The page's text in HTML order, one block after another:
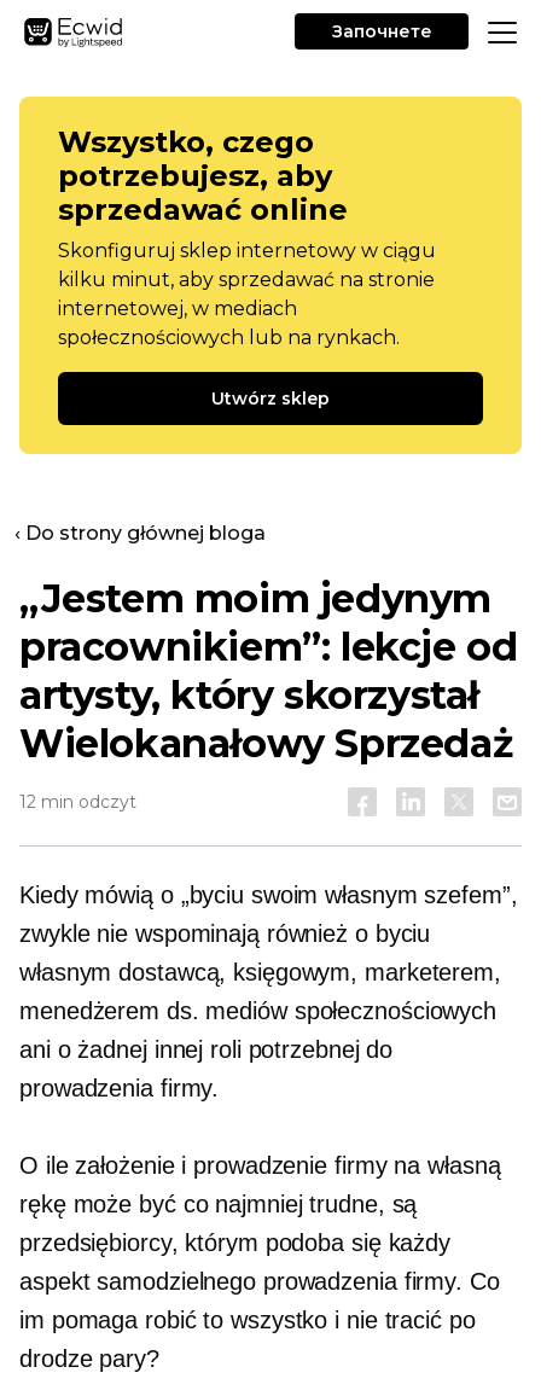
Започнете
Wszystko, czego
potrzebujesz, aby
sprzedawać online
Skonfiguruj sklep internetowy w ciągu
kilku minut, aby sprzedawać na stronie
internetowej, w mediach
społecznościowych lub na rynkach.
Utwórz sklep
‹ Do strony głównej bloga
„Jestem moim jedynym
pracownikiem”: lekcje od
artysty, który skorzystał
WielokanałowySprzedaż
12 min odczyt
Kiedy mówią o „byciu swoim własnym szefem”,
zwykle nie wspominają również o byciu
własnym dostawcą, księgowym, marketerem,
menedżerem ds. mediów społecznościowych
ani o żadnej innej roli potrzebnej do
prowadzenia firmy.
O ile założenie i prowadzenie firmy na własną
rękę może być co najmniej trudne, są
przedsiębiorcy, którym podoba się każdy
aspekt samodzielnego prowadzenia firmy. Co
im pomaga robić to wszystko i nie tracić po
drodze pary?